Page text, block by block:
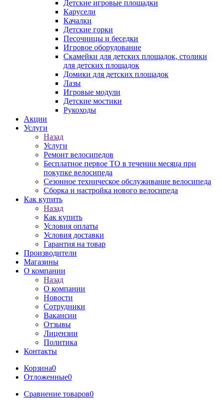
Детские игровые площадки
Карусели
Качалки
Детские горки
Песочницы и беседки
Игровое оборудование
Скамейки для детских площадок, столики
для детских площадок
Домики для детских площадок
Лазы
Игровые модули
Детские мостики
Рукоходы
Акции
Услуги
Назад
Услуги
Ремонт велосипедов
Бесплатное первое ТО в течении месяца при
покупке велосипеда
Сезонное техническое обслуживание велосипеда
Сборка и настройка нового велосипеда
Как купить
Назад
Как купить
Условия оплаты
Условия доставки
Гарантия на товар
Производители
Магазины
О компании
Назад
О компании
Новости
Сотрудники
Вакансии
Отзывы
Лицензии
Политика
Контакты
Корзина0
Отложенные0
Сравнение товаров0